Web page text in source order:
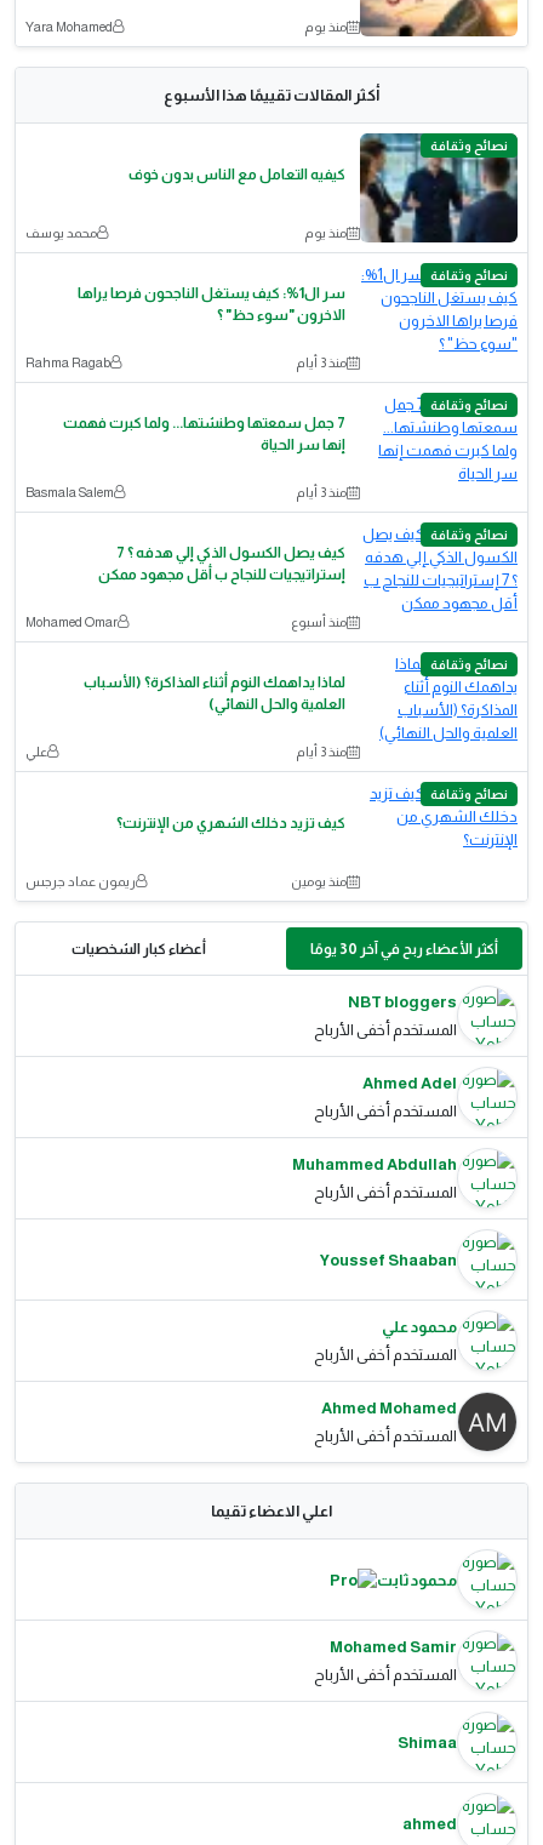
منذ يوم Yara Mohamed
أكثر المقالات تقييمًا هذا الأسبوع
نصائح وثقافة
كيفيه التعامل مع الناس بدون خوف
منذ يوم محمد يوسف
نصائح وثقافة
سر ال1%: كيف يستغل الناجحون فرصا يراها
الاخرون "سوء حظ" ؟
منذ 3 أيام Rahma Ragab
نصائح وثقافة
7 جمل سمعتها وطنشتها... ولما كبرت فهمت
إنها سر الحياة
منذ 3 أيام Basmala Salem
نصائح وثقافة
كيف يصل الكسول الذكي إلي هدفه ؟ 7
إستراتيجيات للنجاح ب أقل مجهود ممكن
منذ أسبوع ‪Mohamed Omar‬‏
نصائح وثقافة
لماذا يداهمك النوم أثناء المذاكرة؟ (الأسباب
العلمية والحل النهائي)
منذ 3 أيام علي
نصائح وثقافة
كيف تزيد دخلك الشهري من الإنترنت؟
منذ يومين ريمون عماد جرجس
أكثر الأعضاء ربح في آخر 30 يومًا أعضاء كبار الشخصيات
NBT bloggers
المستخدم أخفى الأرباح
Ahmed Adel
المستخدم أخفى الأرباح
Muhammed Abdullah
المستخدم أخفى الأرباح
Youssef Shaaban
محمود علي
المستخدم أخفى الأرباح
Ahmed Mohamed
المستخدم أخفى الأرباح
اعلي الاعضاء تقيما
محمود ثابت
Mohamed Samir
المستخدم أخفى الأرباح
Shimaa
ahmed